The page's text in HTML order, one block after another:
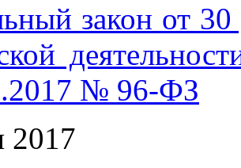
закон от
№ 96-ФЗ
2017